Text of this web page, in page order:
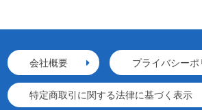
会社概要 プライバシーポ
特定商取引に関する法律に基づく表示